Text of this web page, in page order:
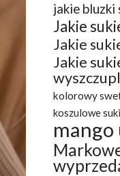
jakie bluzki
Jakie
Jakie
Jakie
kolorowy
koszulowe
mango